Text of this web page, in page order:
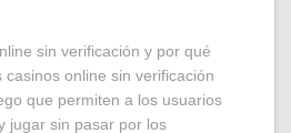
sin verificación y por qué
online sin verificación
que permiten a los usuarios
jugar sin pasar por los